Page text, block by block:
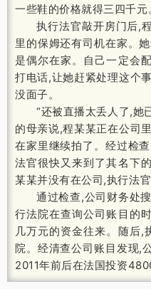
一些鞋的价格就得三四千元
执行法官敲开房门后,
里的保姆还有司机在家。
是偶尔在家。自己一定会
打电话,让她赶紧处理这个
没面子。
“还被直播太丢人了,她
的母亲说,程某某正在公司
在家里继续拍了。经过检
法官很快又来到了其名下
某某并没有在公司,执行法
通过检查,公司财务处
行法院在查询公司账目的
几万元的资金往来。随后,
院。经清查公司账目发现,
2011年前后在法国投资